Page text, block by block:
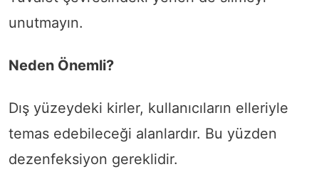
unutmayın.
Neden Önemli?
Dış yüzeydeki kirler, kullanıcıların elleriyle
temas edebileceği alanlardır. Bu yüzden
dezenfeksiyon gereklidir.